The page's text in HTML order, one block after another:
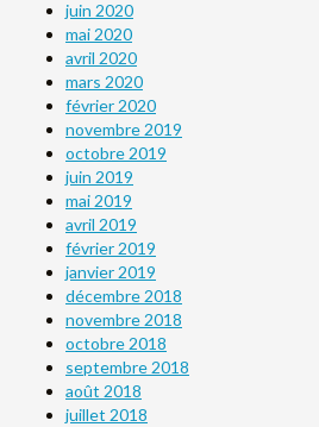
juin 2020
mai 2020
avril 2020
mars 2020
février 2020
novembre 2019
octobre 2019
juin 2019
mai 2019
avril 2019
février 2019
janvier 2019
décembre 2018
novembre 2018
octobre 2018
septembre 2018
août 2018
juillet 2018